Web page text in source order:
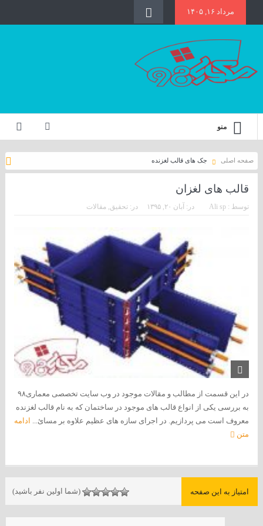
مرداد ۱۶, ۱۴۰۵
منو
صفحه اصلی جک های قالب لغزنده
قالب های لغزان
توسط : Ali sp در: آبان ۲۰, ۱۳۹۵ در: تحقیق مقالات
در این قسمت از مطالب و مقالات موجود در وب سایت تخصصی معماری۹۸
به بررسی یکی از انواع قالب های موجود در ساختمان که به نام قالب لغزنده
معروف است می پردازیم. در اجرای سازه های عظیم علاوه بر مسائ... ادامه
متن
امتیاز به این صفحه (شما اولین نفر باشید)